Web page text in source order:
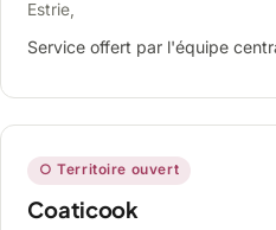
Estrie,
Service offert par l'équipe
○ Territoire ouvert
Coaticook